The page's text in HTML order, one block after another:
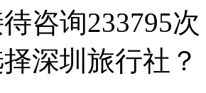
咨询233795次
深圳旅行社？